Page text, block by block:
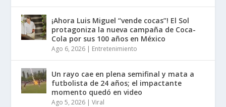
¡Ahora Luis Miguel “vende cocas”! El Sol
protagoniza la nueva campaña de Coca-
Cola por sus 100 años en México
Ago 6, 2026 | Entretenimiento
Un rayo cae en plena semifinal y mata a
futbolista de 24 años; el impactante
momento quedó en video
Ago 5, 2026 |Viral